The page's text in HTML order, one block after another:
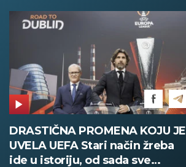
POŽAR U VRTIĆU NA VOŽDOVCU
Deca i zaposleni evakuisani